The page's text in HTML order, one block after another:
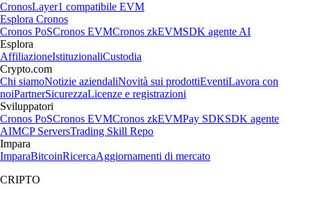
CronosLayer1 compatibile EVM
Esplora Cronos
Cronos PoSCronos EVMCronos zkEVMSDK agente AI
Esplora
AffiliazioneIstituzionaliCustodia
Crypto.com
Chi siamoNotizie aziendaliNovità sui prodottiEventiLavora con
noiPartnerSicurezzaLicenze e registrazioni
Sviluppatori
Cronos PoSCronos EVMCronos zkEVMPay SDKSDK agente
AIMCP ServersTrading Skill Repo
Impara
ImparaBitcoinRicercaAggiornamenti di mercato
CRIPTO